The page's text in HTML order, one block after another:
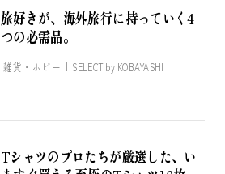
旅好きが、海外旅行に持っていく4
つの必需品。
雑貨・ホビー SELECT by KOBAYASHI
Tシャツのプロたちが厳選した、 い